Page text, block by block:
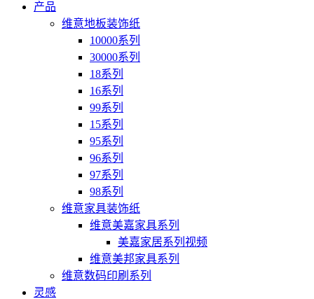
产品
维意地板装饰纸
10000系列
30000系列
18系列
16系列
99系列
15系列
95系列
96系列
97系列
98系列
维意家具装饰纸
维意美嘉家具系列
美嘉家居系列视频
维意美邦家具系列
维意数码印刷系列
灵感